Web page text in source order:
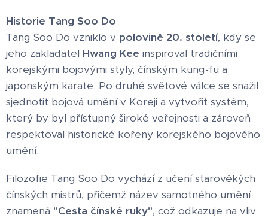
Historie Tang Soo Do
Tang Soo Do vzniklo v polovině 20. století, kdy se
jeho zakladatel Hwang Kee inspiroval tradičními
korejskými bojovými styly, čínským kung-fu a
japonským karate. Po druhé světové válce se snažil
sjednotit bojová umění v Koreji a vytvořit systém,
který by byl přístupný široké veřejnosti a zároveň
respektoval historické kořeny korejského bojového
umění.
Filozofie Tang Soo Do vychází z učení starověkých
čínských mistrů, přičemž název samotného umění
znamená "Cesta čínské ruky", což odkazuje na vliv